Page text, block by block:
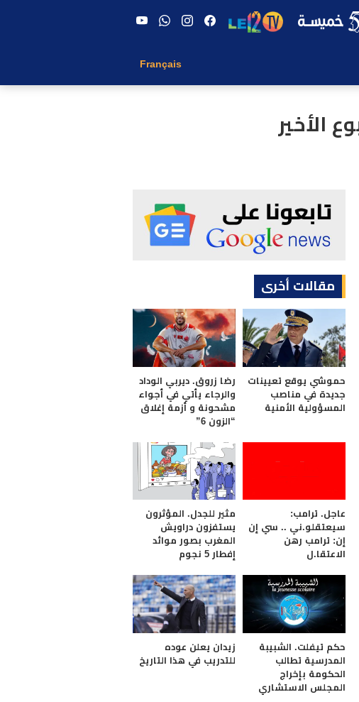
Français
مقالات أخرى
حموشي يوقع تعيينات
جديدة في مناصب
المسؤولية الأمنية
رضا زروق. ديربي الوداد
والرجاء يأتي في أجواء
مشحونة و أزمة إغلاق
“الزون 6”
عاجل. ترامب:
سيعتقلو.ني .. سي إن
إن: ترامب رهن
الاعتقا.ل
مثير للجدل. المؤثرون
يستفزون دراويش
المغرب بصور موائد
إفطار 5 نجوم
حكم تيفلت. الشبيبة
المدرسية تطالب
الحكومة بإخراج
المجلس الاستشاري
زيدان يعلن عوده
للتدريب في هذا التاريخ